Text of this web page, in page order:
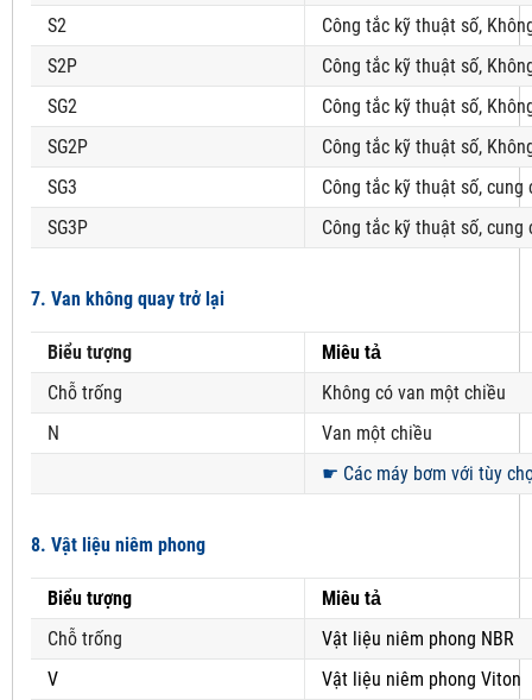
S2
Công tắc kỹ thuật số,
S2P
Công tắc kỹ thuật số,
SG2
Công tắc kỹ thuật số,
SG2P
Công tắc kỹ thuật số,
SG3
Công tắc kỹ thuật số, cung
SG3P
Công tắc kỹ thuật số, cung
7. Van không quay trở lại
Biểu tượng
Miêu tả
Chỗ trống
Không có van một chiều
N
Van một chiều
☛ Các máy bơm với tùy
8. Vật liệu niêm phong
Biểu tượng
Miêu tả
Chỗ trống
Vật liệu niêm phong NBR
V
Vật liệu niêm phong Viton